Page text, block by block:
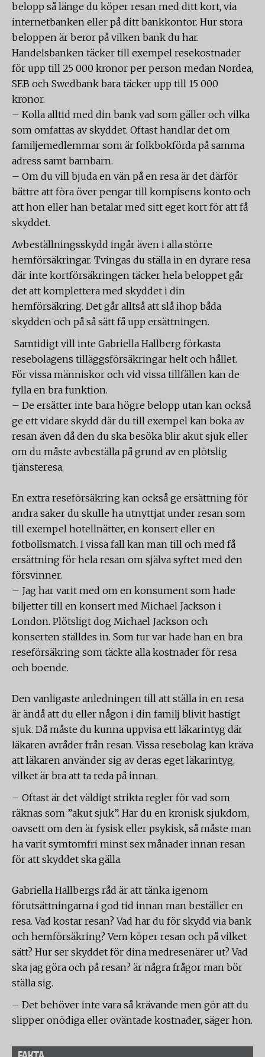
belopp så länge du köper resan med ditt kort, via
internetbanken eller på ditt bankkontor. Hur stora
beloppen är beror på vilken bank du har.
Handelsbanken täcker till exempel resekostnader
för upp till 25 000 kronor per person medan Nordea,
SEB och Swedbank bara täcker upp till 15 000
kronor.
– Kolla alltid med din bank vad som gäller och vilka
som omfattas av skyddet. Oftast handlar det om
familjemedlemmar som är folkbokförda på samma
adress samt barnbarn.
– Om du vill bjuda en vän på en resa är det därför
bättre att föra över pengar till kompisens konto och
att hon eller han betalar med sitt eget kort för att få
skyddet.
Avbeställningsskydd ingår även i alla större
hemförsäkringar. Tvingas du ställa in en dyrare resa
där inte kortförsäkringen täcker hela beloppet går
det att komplettera med skyddet i din
hemförsäkring. Det går alltså att slå ihop båda
skydden och på så sätt få upp ersättningen.
Samtidigt vill inte Gabriella Hallberg förkasta
resebolagens tilläggsförsäkringar helt och hållet.
För vissa människor och vid vissa tillfällen kan de
fylla en bra funktion.
– De ersätter inte bara högre belopp utan kan också
ge ett vidare skydd där du till exempel kan boka av
resan även då den du ska besöka blir akut sjuk eller
om du måste avbeställa på grund av en plötslig
tjänsteresa.
En extra reseförsäkring kan också ge ersättning för
andra saker du skulle ha utnyttjat under resan som
till exempel hotellnätter, en konsert eller en
fotbollsmatch. I vissa fall kan man till och med få
ersättning för hela resan om själva syftet med den
försvinner.
– Jag har varit med om en konsument som hade
biljetter till en konsert med Michael Jackson i
London. Plötsligt dog Michael Jackson och
konserten ställdes in. Som tur var hade han en bra
reseförsäkring som täckte alla kostnader för resa
och boende.
Den vanligaste anledningen till att ställa in en resa
är ändå att du eller någon i din familj blivit hastigt
sjuk. Då måste du kunna uppvisa ett läkarintyg där
läkaren avråder från resan. Vissa resebolag kan kräva
att läkaren använder sig av deras eget läkarintyg,
vilket är bra att ta reda på innan.
– Oftast är det väldigt strikta regler för vad som
räknas som ”akut sjuk”. Har du en kronisk sjukdom,
oavsett om den är fysisk eller psykisk, så måste man
ha varit symtomfri minst sex månader innan resan
för att skyddet ska gälla.
Gabriella Hallbergs råd är att tänka igenom
förutsättningarna i god tid innan man beställer en
resa. Vad kostar resan? Vad har du för skydd via bank
och hemförsäkring? Vem köper resan och på vilket
sätt? Hur ser skyddet för dina medresenärer ut? Vad
ska jag göra och på resan? är några frågor man bör
ställa sig.
– Det behöver inte vara så krävande men gör att du
slipper onödiga eller oväntade kostnader, säger hon.